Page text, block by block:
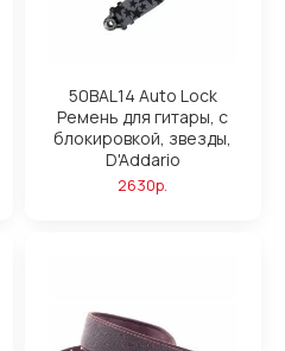
50BAL14 Auto Lock
Ремень для гитары, с
блокировкой, звезды,
D'Addario
2630р.